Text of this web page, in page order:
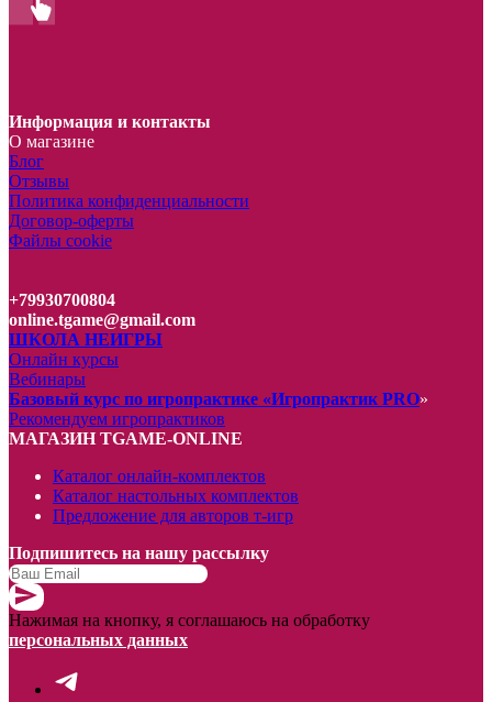
Информация и контакты
О магазине
Блог
Отзывы
Политика конфиденциальности
Договор-оферты
Файлы cookie
+79930700804
online.tgame@gmail.com
ШКОЛА НЕИГРЫ
Онлайн курсы
Вебинары
Базовый курс по игропрактике «Игропрактик PRO»
Рекомендуем игропрактиков
МАГАЗИН TGAME-ONLINE
Каталог онлайн-комплектов
Каталог настольных комплектов
Предложение для авторов т-игр
Подпишитесь на нашу рассылку
Нажимая на кнопку, я соглашаюсь на обработку
персональных данных